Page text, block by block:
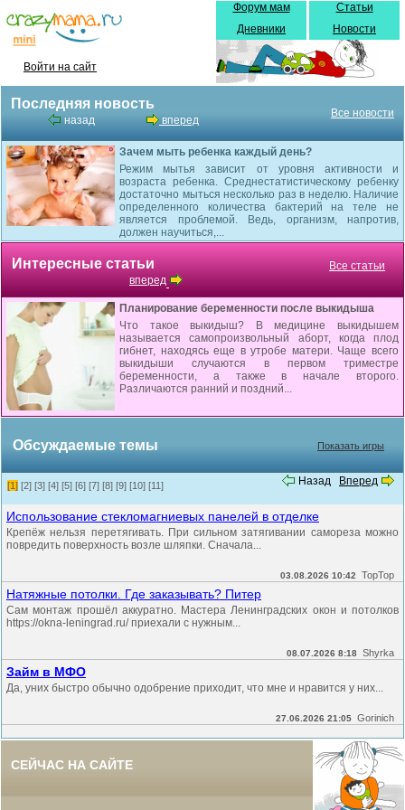
Войти на сайт
Форум мам
Дневники
Статьи
Новости
Последняя новость
назад вперед
Все новости
Зачем мыть ребенка каждый день?
Режим мытья зависит от уровня активности и
возраста ребенка. Среднестатистическому ребенку
достаточно мыться несколько раз в неделю. Наличие
определенного количества бактерий на теле не
является проблемой. Ведь, организм, напротив,
должен научиться,...
Интересные статьи
вперед
Все статьи
Планирование беременности после выкидыша
Что такое выкидыш? В медицине выкидышем
называется самопроизвольный аборт, когда плод
гибнет, находясь еще в утробе матери. Чаще всего
выкидыши случаются в первом триместре
беременности, а также в начале второго.
Различаются ранний и поздний...
Обсуждаемые темы Показать игры
Назад Вперед
[1] [2] [3] [4] [5] [6] [7] [8] [9] [10] [11]
Использование стекломагниевых панелей в отделке
Крепёж нельзя перетягивать. При сильном затягивании самореза можно
повредить поверхность возле шляпки. Сначала...
03.08.2026 10:42 TopTop
Натяжные потолки. Где заказывать? Питер
Сам монтаж прошёл аккуратно. Мастера Ленинградских окон и потолков
https://okna-leningrad.ru/ приехали с нужным...
08.07.2026 8:18 Shyrka
Займ в МФО
Да, уних быстро обычно одобрение приходит, что мне и нравится у них...
27.06.2026 21:05 Gorinich
СЕЙЧАС НА САЙТЕ